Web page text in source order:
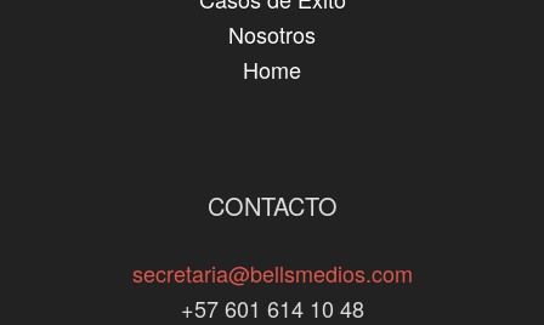
Nosotros
Home
CONTACTO
secretaria@bellsmedios.com
+57 601 614 10 48